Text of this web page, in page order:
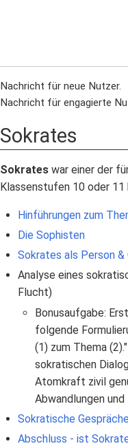
Nachricht für neue Nutzer.
Nachricht für engagierte
Sokrates
Sokrates war einer der
Klassenstufen 10 oder 11
Hinführungen zum
Die Sophisten
Sokrates als Person
Analyse eines
Flucht)
Bonusaufgabe:
folgende
(1) zum Thema
sokratischen
Atomkraft zivil
Abwandlungen
Sokratische Gespräche
Abschluss - ist